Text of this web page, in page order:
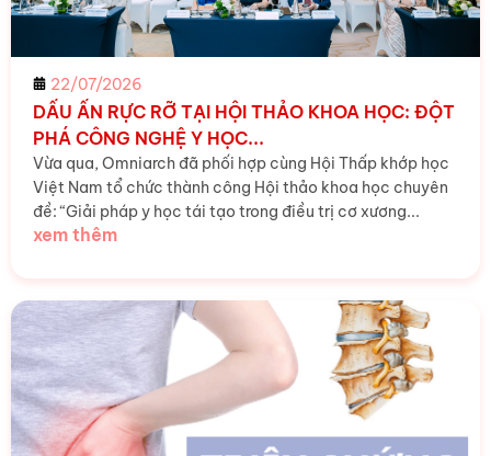
22/07/2026
DẤU ẤN RỰC RỠ TẠI HỘI THẢO KHOA HỌC: ĐỘT
PHÁ CÔNG NGHỆ Y HỌC...
Vừa qua, Omniarch đã phối hợp cùng Hội Thấp khớp học
Việt Nam tổ chức thành công Hội thảo khoa học chuyên
đề: “Giải pháp y học tái tạo trong điều trị cơ xương...
xem thêm